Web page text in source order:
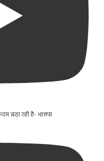
बढ़ा रही है- भाजपा